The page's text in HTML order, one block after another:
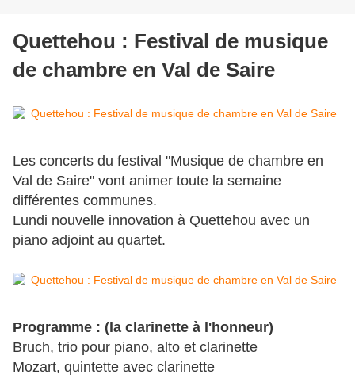
Quettehou : Festival de musique
de chambre en Val de Saire
Les concerts du festival "Musique de chambre en
Val de Saire" vont animer toute la semaine
différentes communes.
Lundi nouvelle innovation à Quettehou avec un
piano adjoint au quartet.
Programme : (la clarinette à l'honneur)
Bruch, trio pour piano, alto et clarinette
Mozart, quintette avec clarinette